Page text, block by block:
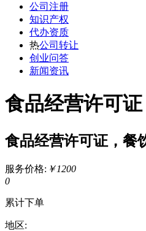
公司注册
知识产权
代办资质
热公司转让
创业问答
新闻资讯
食品经营许可证
食品经营许可证，餐
服务价格: ￥1200
0
累计下单
地区: